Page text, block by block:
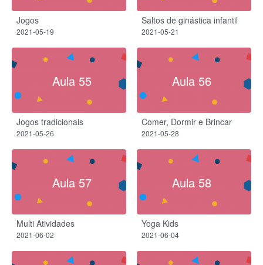
Jogos
2021-05-19
Saltos de ginástica infantil
2021-05-21
Aula 55
Jogos tradicionais
2021-05-26
Aula 56
Comer, Dormir e Brincar
2021-05-28
Aula 57
Multi Atividades
2021-06-02
Aula 58
Yoga Kids
2021-06-04